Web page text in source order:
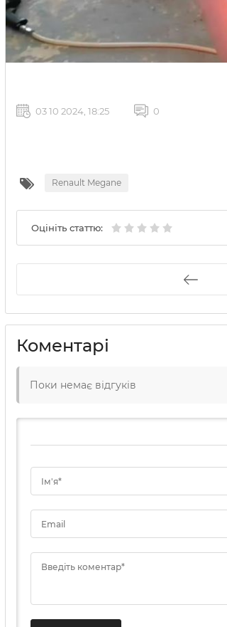
03 10 2024, 18:25 0
Renault Megane
Оцініть статтю:
Коментарі
Поки немає відгуків
Ім'я*
Email
Введіть коментар*